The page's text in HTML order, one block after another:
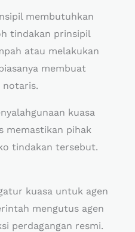
membutuhkan
tindakan prinsipil
atau melakukan
membuat
notaris.
kuasa
memastikan pihak
tindakan tersebut.
kuasa untuk agen
mengutus agen
perdagangan resmi.